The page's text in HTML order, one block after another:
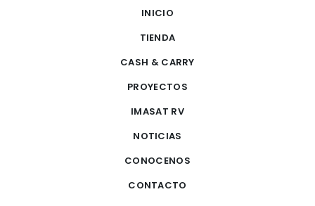
INICIO
TIENDA
CASH & CARRY
PROYECTOS
IMASAT RV
NOTICIAS
CONOCENOS
CONTACTO